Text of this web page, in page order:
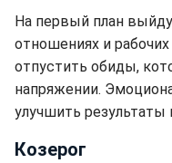
На первый план
отношениях и
отпустить обиды,
напряжении.
улучшить результаты
Козерог